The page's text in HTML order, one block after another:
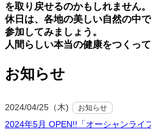
を取り戻せるのかもしれません。
休⽇は、各地の美しい⾃然の中
参加してみましょう。
⼈間らしい本当の健康をつくって
お知らせ
2024/04/25（木) お知らせ
2024年5月 OPEN!!「オーシャンライ